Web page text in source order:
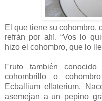
El que tiene su cohombro,
refrán por ahí. “Vos lo
hizo el cohombro, que lo
Fruto también
cohombrillo o
Ecballium ellaterium.
asemejan a un pepino